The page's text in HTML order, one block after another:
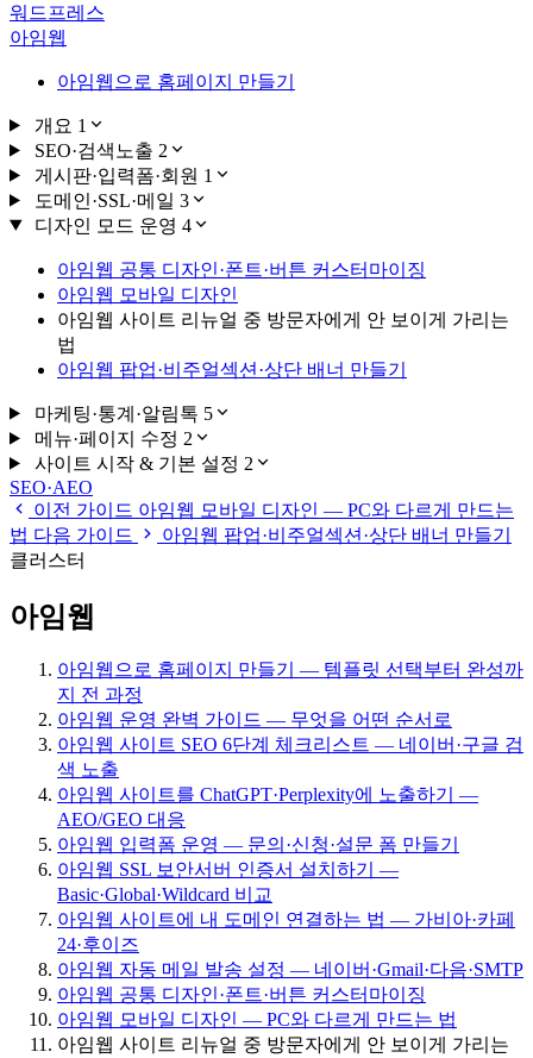
워드프레스
아임웹
아임웹으로 홈페이지 만들기
개요 1
SEO·검색노출 2
게시판·입력폼·회원 1
도메인·SSL·메일 3
디자인 모드 운영 4
아임웹 공통 디자인·폰트·버튼 커스터마이징
아임웹 모바일 디자인
아임웹 사이트 리뉴얼 중 방문자에게 안 보이게 가리는
법
아임웹 팝업·비주얼섹션·상단 배너 만들기
마케팅·통계·알림톡 5
메뉴·페이지 수정 2
사이트 시작 & 기본 설정 2
SEO·AEO
이전 가이드 아임웹 모바일 디자인 — PC와 다르게 만드는
법 다음 가이드
아임웹 팝업·비주얼섹션·상단 배너 만들기
클러스터
아임웹
아임웹으로 홈페이지 만들기 — 템플릿 선택부터 완성까
지 전 과정
아임웹 운영 완벽 가이드 — 무엇을 어떤 순서로
아임웹 사이트 SEO 6단계 체크리스트 — 네이버·구글 검
색 노출
아임웹 사이트를 ChatGPT·Perplexity에 노출하기 —
AEO/GEO 대응
아임웹 입력폼 운영 — 문의·신청·설문 폼 만들기
아임웹 SSL 보안서버 인증서 설치하기 —
Basic·Global·Wildcard 비교
아임웹 사이트에 내 도메인 연결하는 법 — 가비아·카페
24·후이즈
아임웹 자동 메일 발송 설정 — 네이버·Gmail·다음·SMTP
아임웹 공통 디자인·폰트·버튼 커스터마이징
아임웹 모바일 디자인 — PC와 다르게 만드는 법
아임웹 사이트 리뉴얼 중 방문자에게 안 보이게 가리는